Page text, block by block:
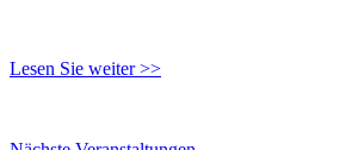
Lesen Sie weiter >>